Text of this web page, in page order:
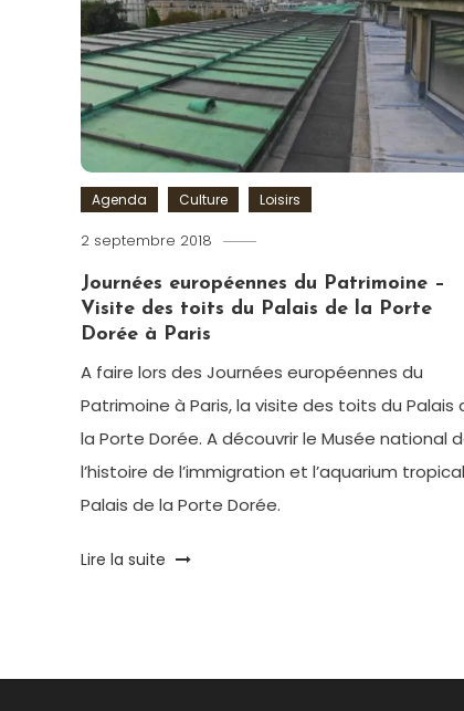
Agenda Culture Loisirs
2 septembre 2018
Journées européennes du Patrimoine –
Visite des toits du Palais de la Porte
Dorée à Paris
A faire lors des Journées européennes du
Patrimoine à Paris, la visite des toits du Palais
la Porte Dorée. A découvrir le Musée national
l’histoire de l’immigration et l’aquarium
Palais de la Porte Dorée.
Tagged
européennes
Lire la suite